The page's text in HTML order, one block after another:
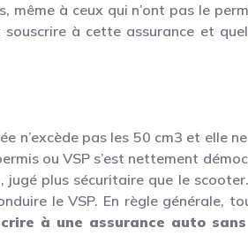
à ceux qui n’ont pas le
à cette assurance et
n’excède pas les 50 cm3 et elle
ou VSP s’est nettement
plus sécuritaire que le
le VSP. En règle générale,
à une assurance auto